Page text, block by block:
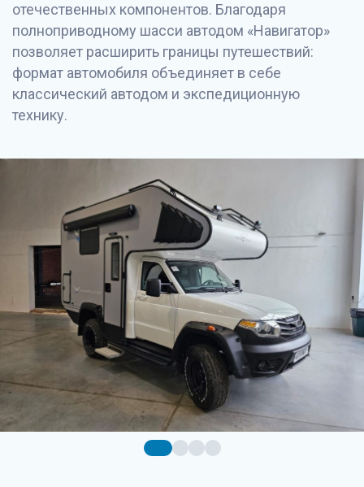
отечественных компонентов. Благодаря
полноприводному шасси автодом «Навигатор»
позволяет расширить границы путешествий:
формат автомобиля объединяет в себе
классический автодом и экспедиционную
технику.